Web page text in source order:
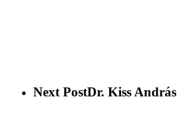
Next PostDr. Kiss András